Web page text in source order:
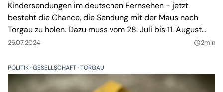
Kindersendungen im deutschen Fernsehen - jetzt
besteht die Chance, die Sendung mit der Maus nach
Torgau zu holen. Dazu muss vom 28. Juli bis 11. August
2024 beim Online-Voting unter www.die-maus.de
werden. Die Sachgeschichte läuft dann am 3. Oktober
2024 bei „Türen auf für die Maus“ in der ARD.
26.07.2024 query_builder2min
POLITIK GESELLSCHAFT TORGAU